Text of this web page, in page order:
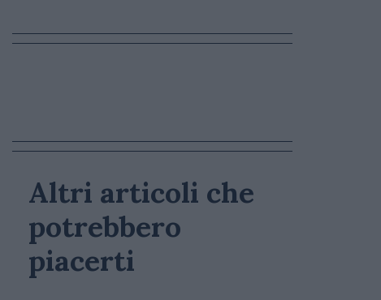
Altri articoli che
potrebbero
piacerti